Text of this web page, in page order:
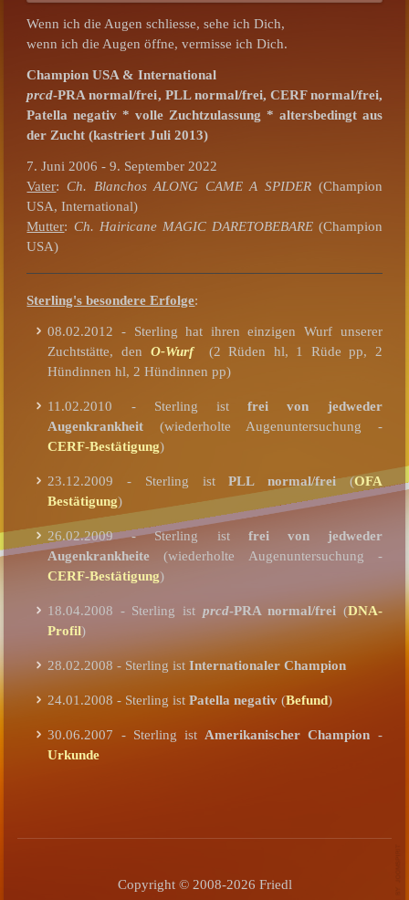
Wenn ich die Augen schliesse, sehe ich Dich,
wenn ich die Augen öffne, vermisse ich Dich.
Champion USA & International
prcd-PRA normal/frei, PLL normal/frei, CERF normal/frei,
Patella negativ* volle Zuchtzulassung * altersbedingt aus
der Zucht (kastriert Juli 2013)
7. Juni 2006 - 9. September 2022
Vater: Ch. Blanchos ALONG CAME A SPIDER(Champion
USA, International)
Mutter: Ch. Hairicane MAGIC DARETOBEBARE(Champion
USA)
Sterling's besondere Erfolge:
08.02.2012 - Sterling hat ihren einzigen Wurf unserer
Zuchtstätte, den O-Wurf(2 Rüden hl, 1 Rüde pp, 2
Hündinnen hl, 2 Hündinnen pp)
11.02.2010 - Sterling istfrei von jedweder
Augenkrankheit (wiederholte Augenuntersuchung -
CERF-Bestätigung)
23.12.2009 - Sterling istPLL normal/frei(OFA
Bestätigung)
26.02.2009 - Sterling ist frei von jedweder
Augenkrankheite (wiederholte Augenuntersuchung -
CERF-Bestätigung)
18.04.2008 - Sterling ist prcd-PRA normal/frei (DNA-
Profil)
28.02.2008 - Sterling istInternationaler Champion
24.01.2008 - Sterling istPatella negativ (Befund)
30.06.2007 - Sterling ist AmerikanischerChampion -
Urkunde
Copyright © 2008-2026 Friedl